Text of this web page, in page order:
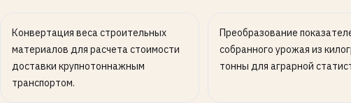
Конвертация веса строительных
материалов для расчета стоимости
доставки крупнотоннажным
транспортом.
Преобразование
собранного урожая из
тонны для аграрной